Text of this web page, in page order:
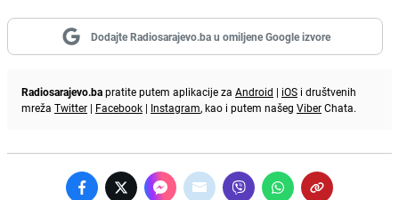
Dodajte Radiosarajevo.ba u omiljene Google izvore
Radiosarajevo.bapratite putem aplikacije za Android | iOS i društvenih
mreža Twitter | Facebook | Instagram, kao i putem našeg ViberChata.